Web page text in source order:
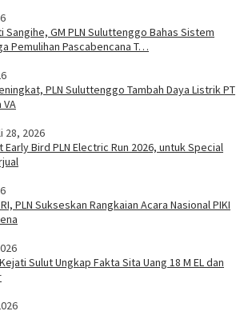
Sangihe, GM PLN Suluttenggo Bahas Sistem
Pemulihan Pascabencana T…
PLN Suluttenggo Tambah Daya Listrik PT
VA
28, 2026
Early Bird PLN Electric Run 2026, untuk Special
PLN Sukseskan Rangkaian Acara Nasional PIKI
Sulut Ungkap Fakta Sita Uang 18 M EL dan